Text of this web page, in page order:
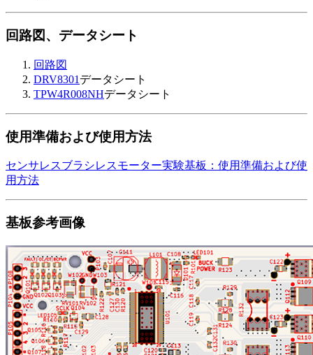
回路図、データシート
回路図
DRV8301 データシート
TPW4R008NHデータシート
使用準備および使用方法
センサレスブラシレスモーター実験基板：使用準備および使
用方法
基板参考画像